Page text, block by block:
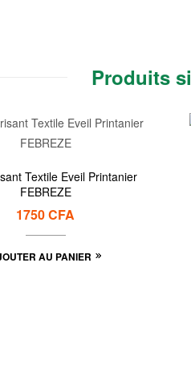
Produits
Textile Eveil Printanier
FEBREZE
1750CFA
AU PANIER